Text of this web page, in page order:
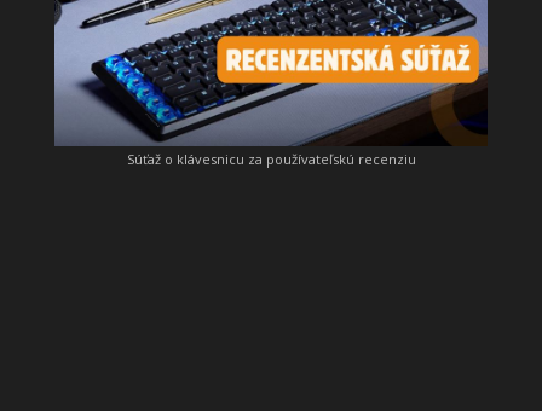
Súťaž o klávesnicu za používateľskú recenziu